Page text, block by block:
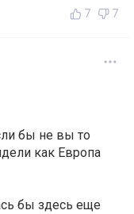
7 7
бы не вы то
как Европа
бы здесь еще